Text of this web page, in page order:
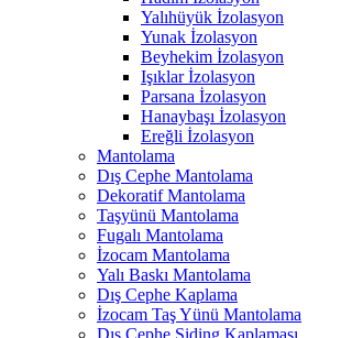
Yalıhüyük İzolasyon
Yunak İzolasyon
Beyhekim İzolasyon
Işıklar İzolasyon
Parsana İzolasyon
Hanaybaşı İzolasyon
Ereğli İzolasyon
Mantolama
Dış Cephe Mantolama
Dekoratif Mantolama
Taşyünü Mantolama
Fugalı Mantolama
İzocam Mantolama
Yalı Baskı Mantolama
Dış Cephe Kaplama
İzocam Taş Yünü Mantolama